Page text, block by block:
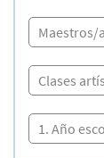
Maestros/
Clases
1. Año